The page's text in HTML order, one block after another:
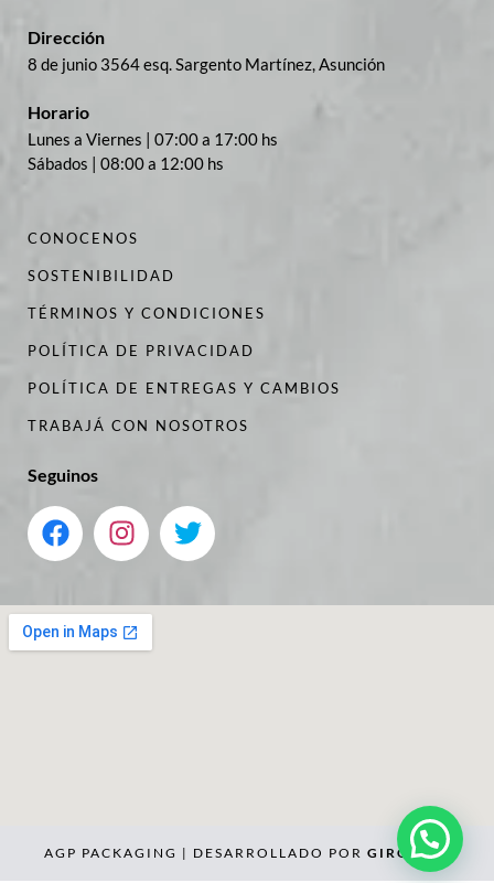
Dirección
8 de junio 3564 esq. Sargento Martínez, Asunción
Horario
Lunes a Viernes | 07:00 a 17:00 hs
Sábados | 08:00 a 12:00 hs
CONOCENOS
SOSTENIBILIDAD
TÉRMINOS Y CONDICIONES
POLÍTICA DE PRIVACIDAD
POLÍTICA DE ENTREGAS Y CAMBIOS
TRABAJÁ CON NOSOTROS
Seguinos
AGP PACKAGING | DESARROLLADO POR GIROLABS